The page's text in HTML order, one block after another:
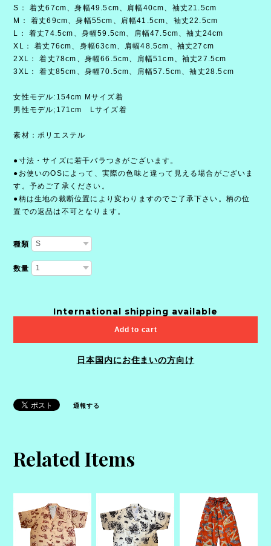
S： 着丈67cm、身幅49.5cm、肩幅40cm、袖丈21.5cm
M： 着丈69cm、身幅55cm、肩幅41.5cm、袖丈22.5cm
L： 着丈74.5cm、身幅59.5cm、肩幅47.5cm、袖丈24cm
XL： 着丈76cm、身幅63cm、肩幅48.5cm、袖丈27cm
2XL： 着丈78cm、身幅66.5cm、肩幅51cm、袖丈27.5cm
3XL： 着丈85cm、身幅70.5cm、肩幅57.5cm、袖丈28.5cm
女性モデル:154cm Mサイズ着
男性モデル;171cm Lサイズ着
素材：ポリエステル
●寸法・サイズに若干バラつきがございます。
●お使いのOSによって、実際の色味と違って見える場合がございま
す。予めご了承ください。
●柄は生地の裁断位置により変わりますのでご了承下さい。柄の位
置での返品は不可となります。
種類
数量
International shipping available
Add to cart
日本国内にお住まいの方向け
通報する
Related Items